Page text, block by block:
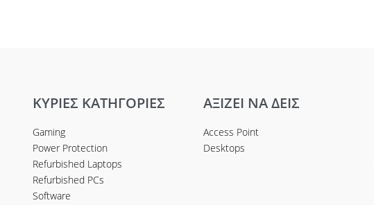
ΚΥΡΙΕΣ ΚΑΤΗΓΟΡΙΕΣ
Gaming
Power Protection
Refurbished Laptops
Refurbished PCs
Software
ΑΞΙΖΕΙ ΝΑ ΔΕΙΣ
Access Point
Desktops